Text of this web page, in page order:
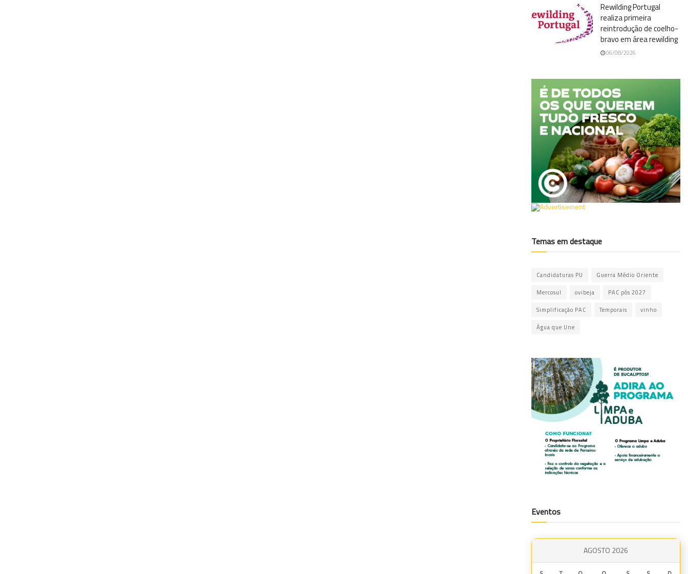
Rewilding Portugal
realiza primeira
reintrodução de coelho-
bravo em área rewilding
06/08/2026
Temas em destaque
Candidaturas PU Guerra Médio Oriente
Mercosul ovibeja PAC pós 2027
Simplificação PAC Temporais vinho
Água que Une
Eventos
AGOSTO 2026